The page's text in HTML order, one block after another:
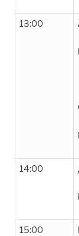
13:00
14:00
15:00